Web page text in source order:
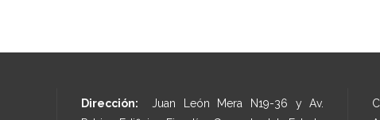
Dirección: Juan León Mera N19-36 y Av.